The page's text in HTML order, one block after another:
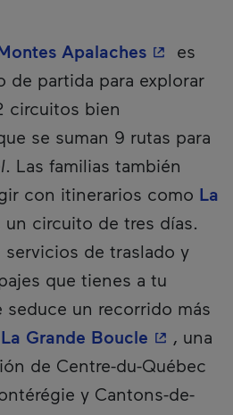
Apalaches- Este
es
de partida para explorar
circuitos bien
se suman 9 rutas para
. Las familias también
con itinerarios como La
hipervínculo se abrirá
un circuito de tres días.
de traslado y
que tienes a tu
un recorrido más
La Grande Boucle - Este
, una
de Centre-du-Québec
y Cantons-de-